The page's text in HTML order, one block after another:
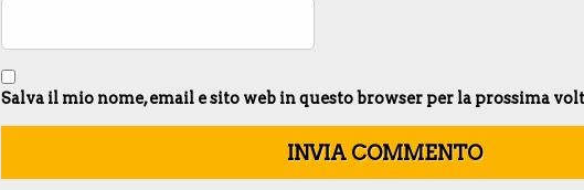
Salva il mio nome, email e sito web in questo browser per la prossima